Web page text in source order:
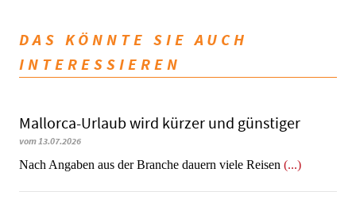
DAS KÖNNTE SIE AUCH
INTERESSIEREN
Mallorca-Urlaub wird kürzer und günstiger
vom 13.07.2026
Nach Angaben aus der Branche dauern viele Reisen (...)